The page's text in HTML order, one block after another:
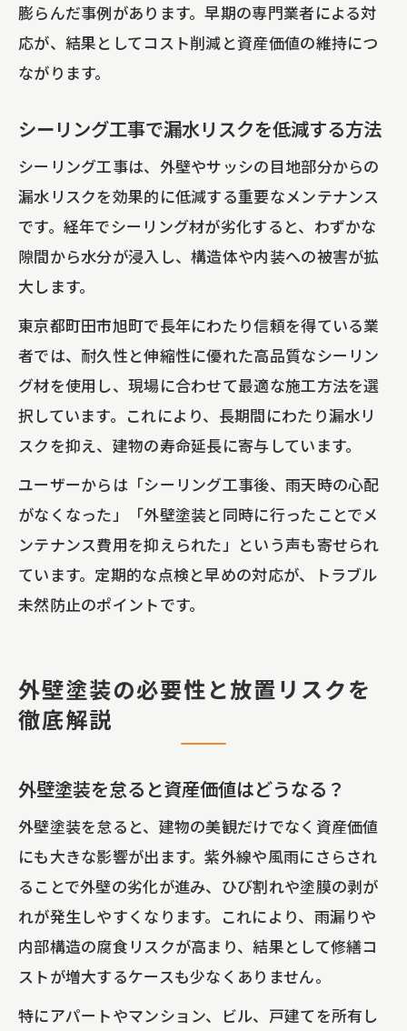
膨らんだ事例があります。早期の専門業者による対
応が、結果としてコスト削減と資産価値の維持につ
ながります。
シーリング工事で漏水リスクを低減する方法
シーリング工事は、外壁やサッシの目地部分からの
漏水リスクを効果的に低減する重要なメンテナンス
です。経年でシーリング材が劣化すると、わずかな
隙間から水分が浸入し、構造体や内装への被害が拡
大します。
東京都町田市旭町で長年にわたり信頼を得ている業
者では、耐久性と伸縮性に優れた高品質なシーリン
グ材を使用し、現場に合わせて最適な施工方法を選
択しています。これにより、長期間にわたり漏水リ
スクを抑え、建物の寿命延長に寄与しています。
ユーザーからは「シーリング工事後、雨天時の心配
がなくなった」「外壁塗装と同時に行ったことでメ
ンテナンス費用を抑えられた」という声も寄せられ
ています。定期的な点検と早めの対応が、トラブル
未然防止のポイントです。
外壁塗装の必要性と放置リスクを
徹底解説
外壁塗装を怠ると資産価値はどうなる？
外壁塗装を怠ると、建物の美観だけでなく資産価値
にも大きな影響が出ます。紫外線や風雨にさらされ
ることで外壁の劣化が進み、ひび割れや塗膜の剥が
れが発生しやすくなります。これにより、雨漏りや
内部構造の腐食リスクが高まり、結果として修繕コ
ストが増大するケースも少なくありません。
特にアパートやマンション、ビル、戸建てを所有し